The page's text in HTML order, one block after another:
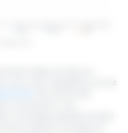
FAO.
mięsa wzrosły we
przy czym największy wzrost
notowania w Unii
na silniejszy globalny popyt
statusu wolnego od